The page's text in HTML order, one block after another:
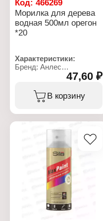
Код: 466269
Морилка для дерева
водная 500мл орегон
*20
Характеристики:
Бренд: Анлес
Тип товара: Морилка
Назначение: для дерева
Основа: водная
Цвет: орегон
нелетучих, %, не менее:
Расход в 1 слой: 250 г/м2
Состав: смесь
кислотных красителей и
нигрозина, ПАВ,
полезные добавки, вода
Фасовка: 500 мл
47,60 ₽
В корзину